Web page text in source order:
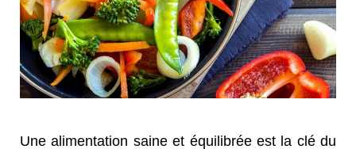
Une alimentation saine et équilibrée est la clé du